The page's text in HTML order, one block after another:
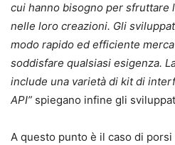
cui hanno bisogno per sfruttare
nelle loro creazioni. Gli
modo rapido ed efficiente
soddisfare qualsiasi esigenza.
include una varietà di kit di
API” spiegano infine gli
A questo punto è il caso di